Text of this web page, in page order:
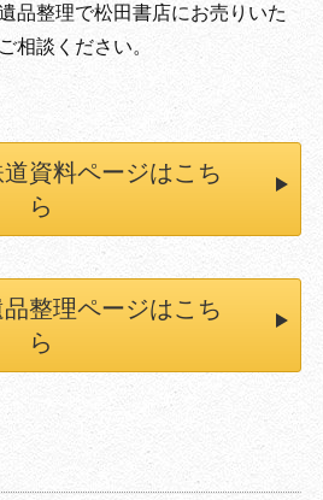
品整理で松田書店にお売りいた
相談ください。
資料ページはこち
ら
整理ページはこち
ら